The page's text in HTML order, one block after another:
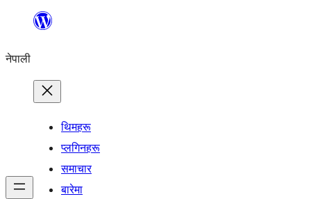
सामग्रीमा
नेपाली
थिमहरू
प्लगिनहरू
समाचार
बारेमा